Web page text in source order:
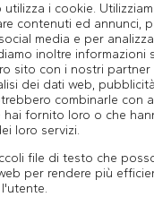
i cookie.
contenuti ed annunci,
media e per
inoltre informazioni
sito con i nostri partner
dei dati web,
combinarle con
hai fornito loro o che
loro servizi.
file di testo che
per rendere più